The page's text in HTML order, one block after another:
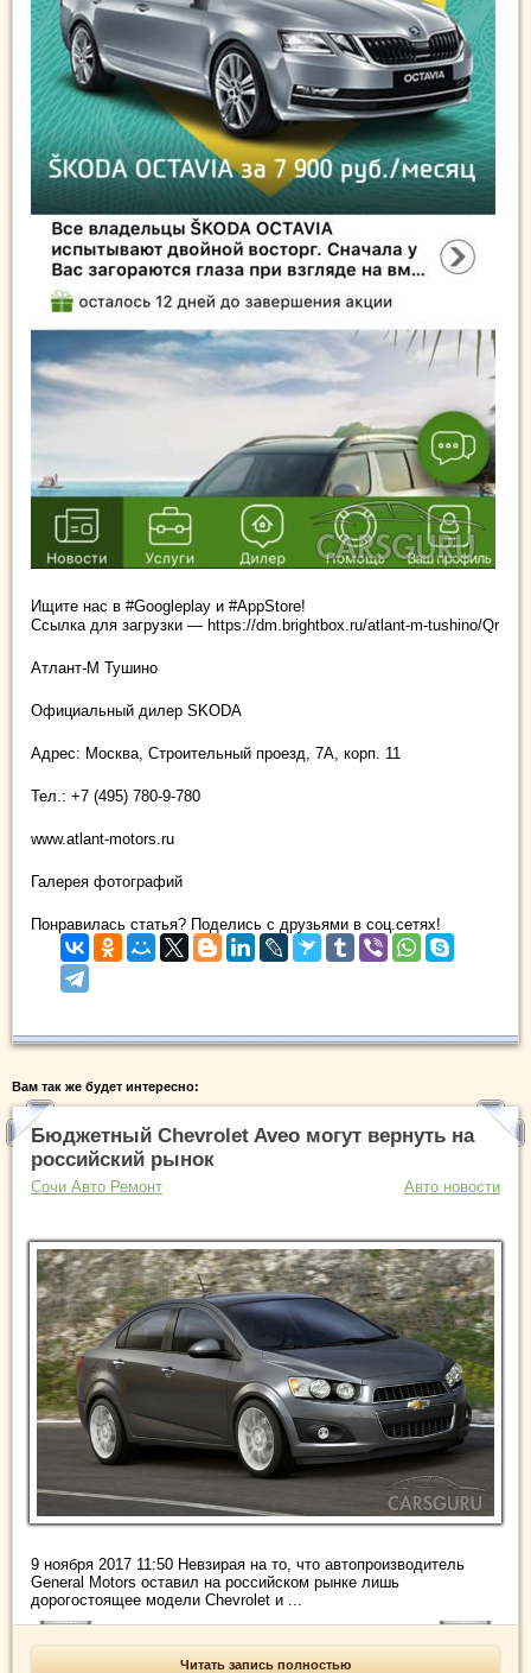
Ищите нас в #Googleplay и #AppStore!
Ссылка для загрузки — https://dm.brightbox.ru/atlant-m-tushino/Qr
Атлант-М Тушино
Официальный дилер SKODA
Адрес: Москва, Строительный проезд, 7А, корп. 11
Тел.: +7 (495) 780-9-780
www.atlant-motors.ru
Галерея фотографий
Понравилась статья? Поделись с друзьями в соц.сетях!
Вам так же будет интересно:
Бюджетный Chevrolet Aveo могут вернуть на
российский рынок
Сочи Авто Ремонт Авто новости
9 ноября 2017 11:50 Невзирая на то, что автопроизводитель
General Motors оставил на российском рынке лишь
дорогостоящее модели Chevrolet и ...
Читать запись полностью